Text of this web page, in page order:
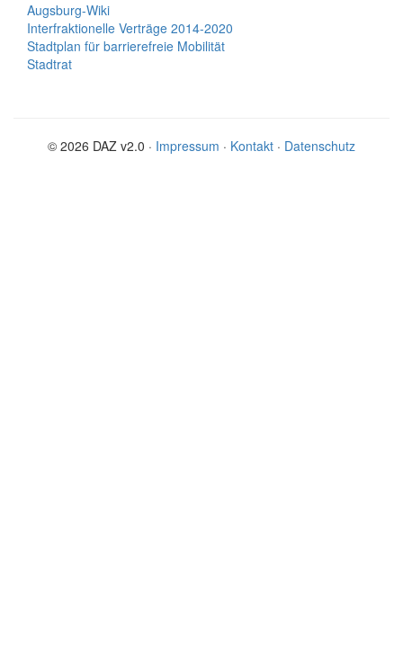
Augsburg-Wiki
Interfraktionelle Verträge 2014-2020
Stadtplan für barrierefreie Mobilität
Stadtrat
© 2026 DAZ v2.0 · Impressum · Kontakt · Datenschutz